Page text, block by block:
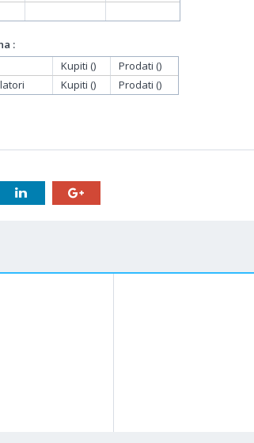
:
Kupiti ()
Prodati ()
Kupiti () Prodati ()